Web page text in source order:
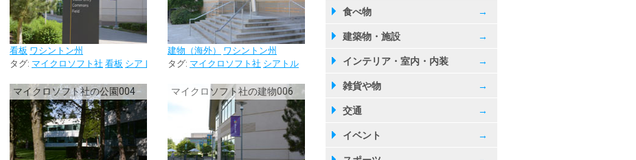
看板 ワシントン州
タグ: マイクロソフト社 看板 シアトル
建物（海外）
ワシントン州
タグ: マイクロソフト社 シアトル
マイクロソフト社の公園004 マイクロソフト社の建物006
食べ物 →
建築物・施設 →
インテリア・室内・内装 →
雑貨や物 →
交通 →
イベント →